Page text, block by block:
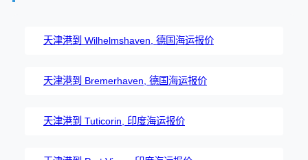
天津港到 Wilhelmshaven, 德国海运报价
天津港到 Bremerhaven, 德国海运报价
天津港到 Tuticorin, 印度海运报价